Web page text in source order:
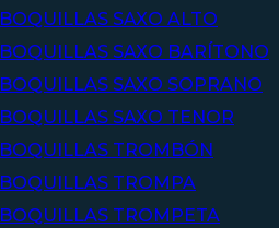
BOQUILLAS SAXO ALTO
BOQUILLAS SAXO BARÍTONO
BOQUILLAS SAXO SOPRANO
BOQUILLAS SAXO TENOR
BOQUILLAS TROMBÓN
BOQUILLAS TROMPA
BOQUILLAS TROMPETA